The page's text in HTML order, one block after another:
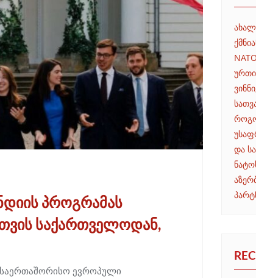
პროგრამას
საქართველოდან,
საერთაშორისო ევროპული
და